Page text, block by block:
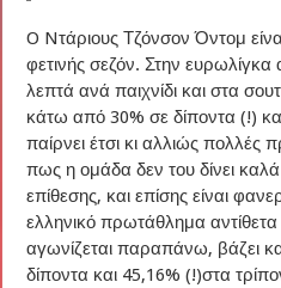
O Nτάριους Τζόνσον Όντομ
φετινής σεζόν. Στην ευρωλίγκα
λεπτά ανά παιχνίδι και στα
κάτω από 30% σε δίποντα (!)
παίρνει έτσι κι αλλιώς πολλές
πως η ομάδα δεν του δίνει
επίθεσης, και επίσης είναι
ελληνικό πρωτάθλημα
αγωνίζεται παραπάνω, βάζει
δίποντα και 45,16% (!)στα